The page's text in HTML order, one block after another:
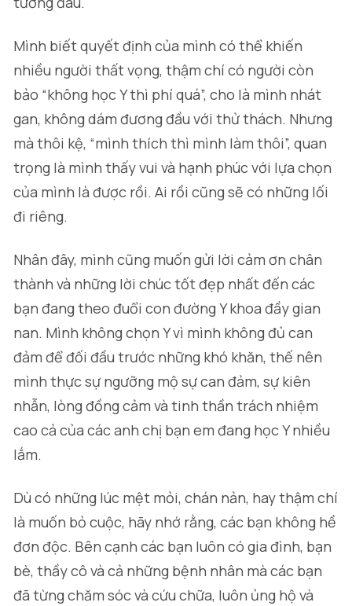
Mình biết quyết định của mình có thể khiến
nhiều người thất vọng, thậm chí có người còn
bảo “không học Y thì phí quá”, cho là mình nhát
gan, không dám đương đầu với thử thách. Nhưng
mà thôi kệ, “mình thích thì mình làm thôi”, quan
trọng là mình thấy vui và hạnh phúc với lựa chọn
của mình là được rồi. Ai rồi cũng sẽ có những lối
đi riêng.
Nhân đây, mình cũng muốn gửi lời cảm ơn chân
thành và những lời chúc tốt đẹp nhất đến các
bạn đang theo đuổi con đường Y khoa đầy gian
nan. Mình không chọn Y vì mình không đủ can
đảm để đối đầu trước những khó khăn, thế nên
mình thực sự ngưỡng mộ sự can đảm, sự kiên
nhẫn, lòng đồng cảm và tinh thần trách nhiệm
cao cả của các anh chị bạn em đang học Y nhiều
lắm.
Dù có những lúc mệt mỏi, chán nản, hay thậm chí
là muốn bỏ cuộc, hãy nhớ rằng, các bạn không hề
đơn độc. Bên cạnh các bạn luôn có gia đình, bạn
bè, thầy cô và cả những bệnh nhân mà các bạn
đã từng chăm sóc và cứu chữa, luôn ủng hộ và